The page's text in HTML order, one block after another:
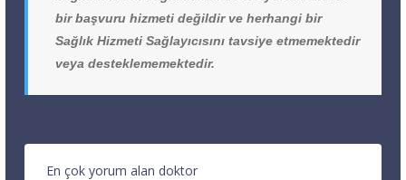
bir başvuru hizmeti değildir ve herhangi bir
Sağlık Hizmeti Sağlayıcısını tavsiye etmemektedir
veya desteklememektedir.
En çok yorum alan doktor